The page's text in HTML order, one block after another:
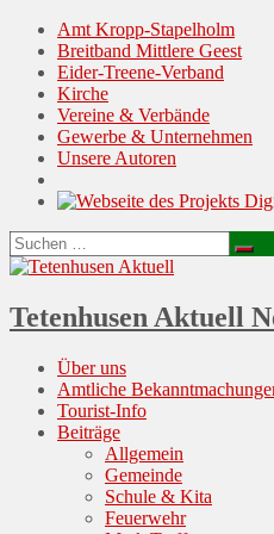
Amt Kropp-Stapelholm
Breitband Mittlere Geest
Eider-Treene-Verband
Kirche
Vereine & Verbände
Gewerbe & Unternehmen
Unsere Autoren
Suchen
nach:
Tetenhusen Aktuell
Menu
Skip
content
Über uns
Amtliche
Tourist-Info
Beiträge
Allgemein
Gemeinde
Schule & Kita
Feuerwehr